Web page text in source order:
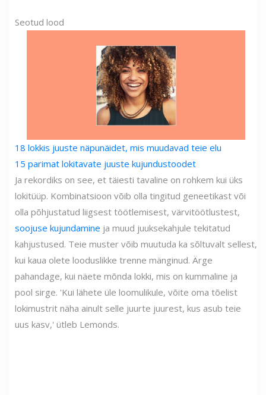
Seotud lood
18 lokkis juuste näpunäidet, mis muudavad teie elu
15 parimat lokitavate juuste kujundustoodet
Ja rekordiks on see, et täiesti tavaline on rohkem kui üks
lokitüüp. Kombinatsioon võib olla tingitud geneetikast või
olla põhjustatud liigsest töötlemisest, värvitöötlustest,
soojuse kujundamine ja muud juuksekahjule tekitatud
kahjustused. Teie muster võib muutuda ka sõltuvalt sellest,
kui kaua olete looduslikke trenne mänginud. Ärge
pahandage, kui näete mõnda lokki, mis on kummaline ja
pool sirge. 'Kui lähete üle loomulikule, võite oma tõelist
lokimustrit näha ainult selle juurte juurest, kus asub teie
uus kasv,' ütleb Lemonds.